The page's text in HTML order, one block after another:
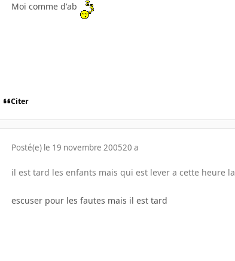
Moi comme d'ab
Citer
Posté(e) le 19 novembre 200520 a
il est tard les enfants mais qui est lever a cette heure la
escuser pour les fautes mais il est tard